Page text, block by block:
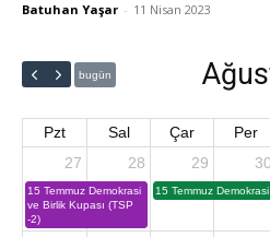
Batuhan Yaşar - 11 Nisan 2023
bugün
Pzt Sal Çar Per
27
15 Temmuz Demokrasi
ve Birlik Kupası (TSP
-2)
28 29
15 Temmuz
30